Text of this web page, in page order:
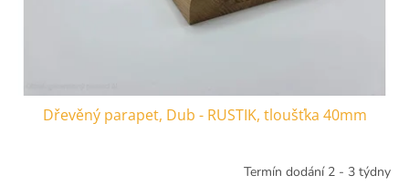
Dřevěný parapet, Dub - RUSTIK, tloušťka 40mm
Termín dodání 2 - 3 týdny